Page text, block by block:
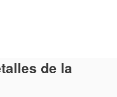
de la